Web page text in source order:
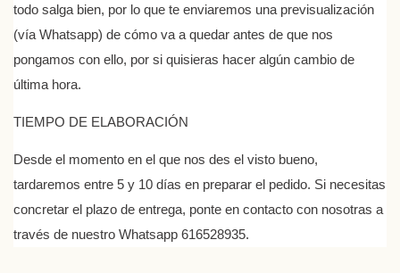
todo salga bien, por lo que te enviaremos una previsualización
(vía Whatsapp) de cómo va a quedar antes de que nos
pongamos con ello, por si quisieras hacer algún cambio de
última hora.
TIEMPO DE ELABORACIÓN
Desde el momento en el que nos des el visto bueno,
tardaremos entre 5 y 10 días en preparar el pedido. Si necesitas
concretar el plazo de entrega, ponte en contacto con nosotras a
través de nuestro Whatsapp 616528935.